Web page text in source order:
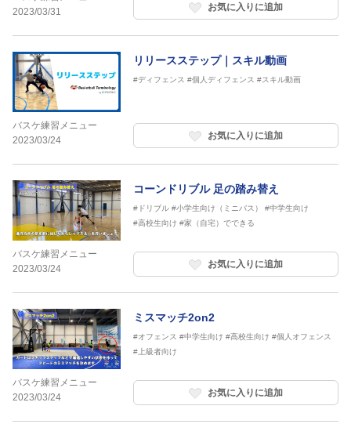
2023/03/31
お気に入りに追加
バスケ練習メニュー
2023/03/24
リリースステップ｜スキル動画
#ディフェンス #個人ディフェンス #スキル動画
お気に入りに追加
バスケ練習メニュー
2023/03/24
コーンドリブル 足の踏み替え
#ドリブル #小学生向け（ミニバス）
#中学生向け
#高校生向け #家（自宅）でできる
お気に入りに追加
バスケ練習メニュー
2023/03/24
ミスマッチ2on2
#オフェンス #中学生向け #高校生向け #個人オフェンス
#上級者向け
お気に入りに追加